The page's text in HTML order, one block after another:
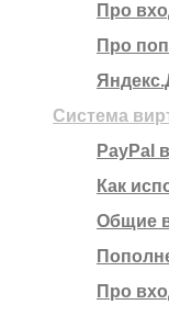
Про
Про
Система
PayPal
Как
Общие
Про